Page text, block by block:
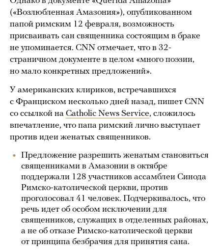
(«Возлюбленная Амазония»), опубликованном
папой римским 12 февраля, возможность
присваивать сан священника состоящим в браке
не упоминается. CNN отмечает, что в 32-
страничном документе в целом «много поэзии,
но мало конкретных предложений».
У американских клириков, встречавшихся
с Франциском несколько дней назад, пишет CNN
со ссылкой на Catholic News Service, сложилось
впечатление, что папа римский лично выступает
против идеи женатых священников.
Предложение разрешить женатым становиться
священниками в Амазонии в октябре
поддержали 128 участников ассамблеи Синода
Римско-католической церкви, против
проголосовал 41 человек. Подчеркивалось, что
речь идет об особом исключении для
священников, служащих в отделенных районах,
а не об отказе Римско-католической церкви
от принципа безбрачия для принятия сана.